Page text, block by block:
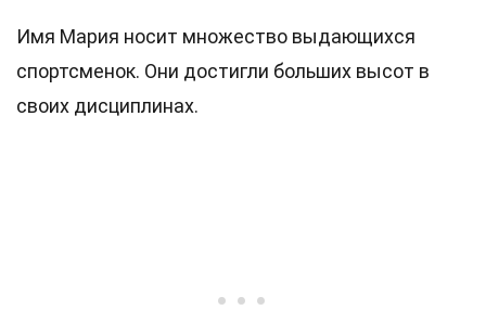
Имя Мария носит множество выдающихся
спортсменок. Они достигли больших высот в
своих дисциплинах.